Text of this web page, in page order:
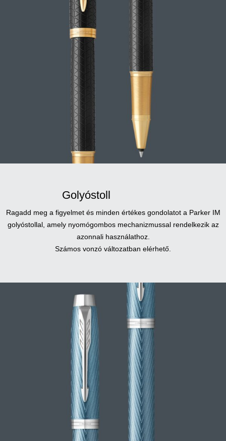
Golyóstoll
Ragadd meg a figyelmet és minden értékes gondolatot a Parker IM
golyóstollal, amely nyomógombos mechanizmussal rendelkezik az
azonnali használathoz.
Számos vonzó változatban elérhető.